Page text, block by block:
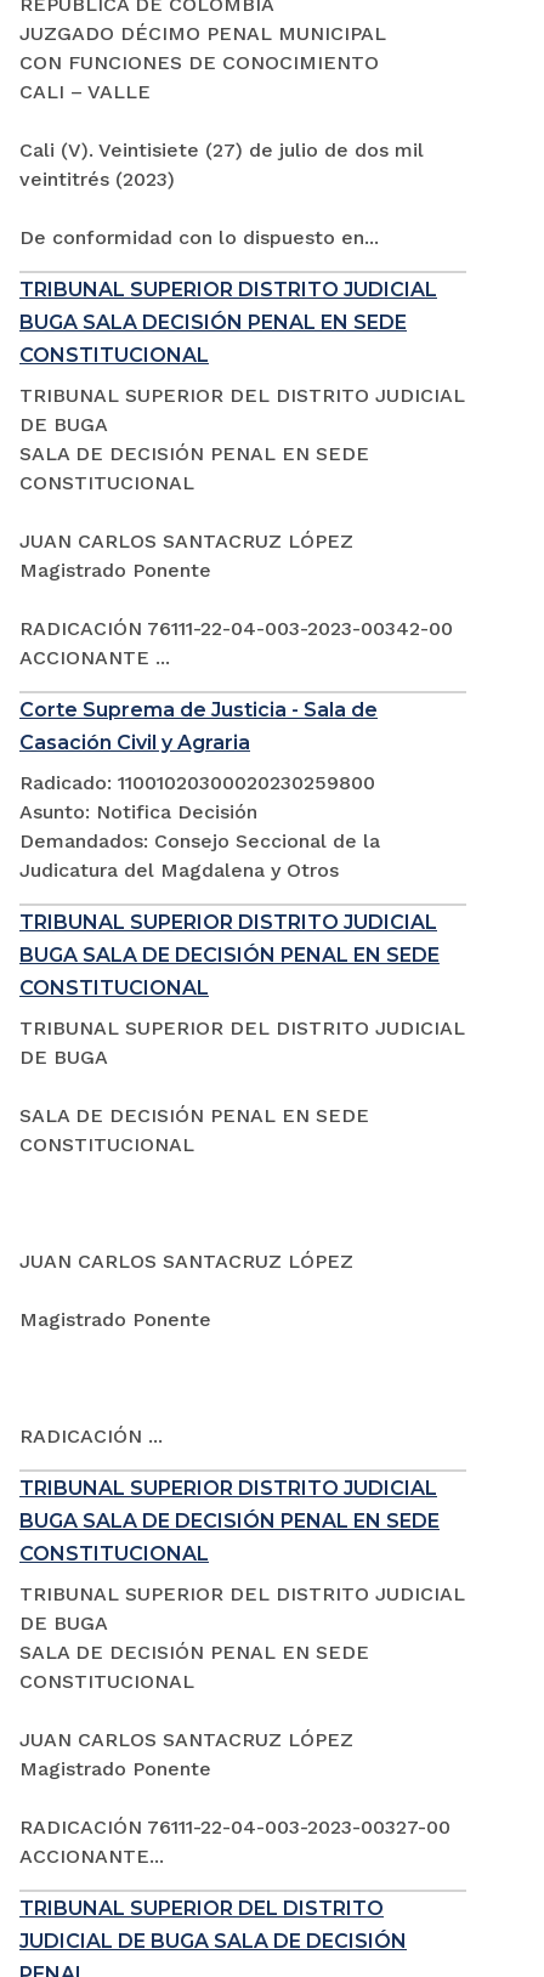
JUZGADO DÉCIMO PENAL MUNICIPAL
CON FUNCIONES DE CONOCIMIENTO
CALI – VALLE
Cali (V). Veintisiete (27) de julio de dos mil
veintitrés (2023)
De conformidad con lo dispuesto en...
TRIBUNAL SUPERIOR DISTRITO JUDICIAL
BUGA SALA DECISIÓN PENAL EN SEDE
CONSTITUCIONAL
TRIBUNAL SUPERIOR DEL DISTRITO JUDICIAL
DE BUGA
SALA DE DECISIÓN PENAL EN SEDE
CONSTITUCIONAL
JUAN CARLOS SANTACRUZ LÓPEZ
Magistrado Ponente
RADICACIÓN 76111-22-04-003-2023-00342-00
ACCIONANTE ...
Corte Suprema de Justicia - Sala de
Casación Civil y Agraria
Radicado: 11001020300020230259800
Asunto: Notifica Decisión
Demandados: Consejo Seccional de la
Judicatura del Magdalena y Otros
TRIBUNAL SUPERIOR DISTRITO JUDICIAL
BUGA SALA DE DECISIÓN PENAL EN SEDE
CONSTITUCIONAL
TRIBUNAL SUPERIOR DEL DISTRITO JUDICIAL
DE BUGA
SALA DE DECISIÓN PENAL EN SEDE
CONSTITUCIONAL
JUAN CARLOS SANTACRUZ LÓPEZ
Magistrado Ponente
RADICACIÓN ...
TRIBUNAL SUPERIOR DISTRITO JUDICIAL
BUGA SALA DE DECISIÓN PENAL EN SEDE
CONSTITUCIONAL
TRIBUNAL SUPERIOR DEL DISTRITO JUDICIAL
DE BUGA
SALA DE DECISIÓN PENAL EN SEDE
CONSTITUCIONAL
JUAN CARLOS SANTACRUZ LÓPEZ
Magistrado Ponente
RADICACIÓN 76111-22-04-003-2023-00327-00
ACCIONANTE...
TRIBUNAL SUPERIOR DEL DISTRITO
JUDICIAL DE BUGA SALA DE DECISIÓN